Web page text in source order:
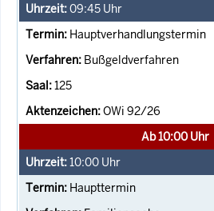
09:45 Uhr
Hauptverhandlungstermin
Bußgeldverfahren
125
OWi 92/26
Ab 10:00 Uhr
10:00 Uhr
Haupttermin